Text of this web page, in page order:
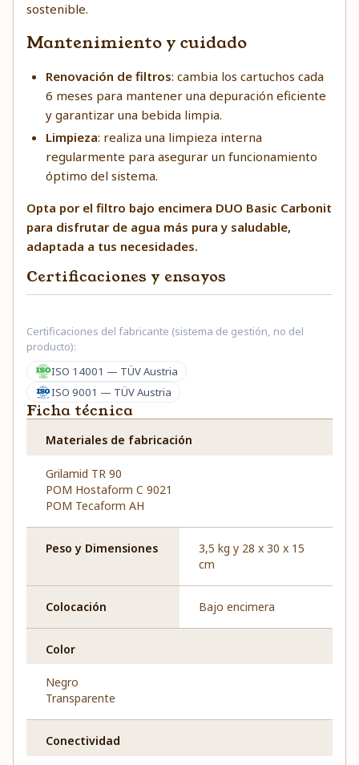
sostenible.
Mantenimiento y cuidado
Renovación de filtros: cambia los cartuchos cada
6 meses para mantener una depuración eficiente
y garantizar una bebida limpia.
Limpieza: realiza una limpieza interna
regularmente para asegurar un funcionamiento
óptimo del sistema.
Opta por el filtro bajo encimera DUO Basic Carbonit
para disfrutar de agua más pura y saludable,
adaptada a tus necesidades.
Certificaciones y ensayos
Certificaciones del fabricante (sistema de gestión, no del
producto):
ISO 14001 — TÜV Austria
ISO 9001 — TÜV Austria
Ficha técnica
Materiales de fabricación
Grilamid TR 90
POM Hostaform C 9021
POM Tecaform AH
Peso y Dimensiones
3,5 kg y 28 x 30 x 15
cm
Colocación Bajo encimera
Color
Negro
Transparente
Conectividad